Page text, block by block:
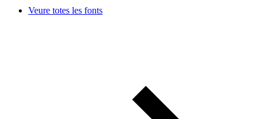
Veure totes les fonts